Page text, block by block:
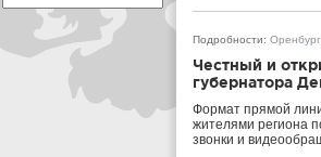
Подробности:
Честный и
губернатора
Формат прямой
жителями региона
звонки и